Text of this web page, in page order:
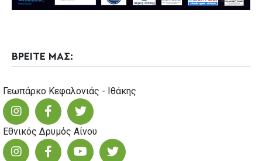
ΒΡΕΙΤΕ ΜΑΣ:
Γεωπάρκο Κεφαλονιάς - Ιθάκης
Εθνικός Δρυμός Αίνου